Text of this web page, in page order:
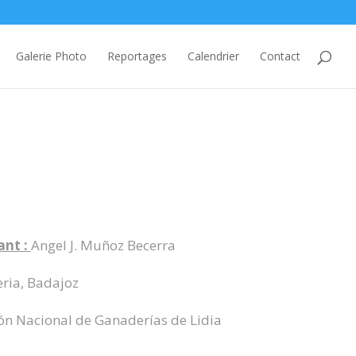
Galerie Photo Reportages Calendrier Contact
: Angel J. Muñoz Becerra
Badajoz
Nacional de Ganaderías de Lidia